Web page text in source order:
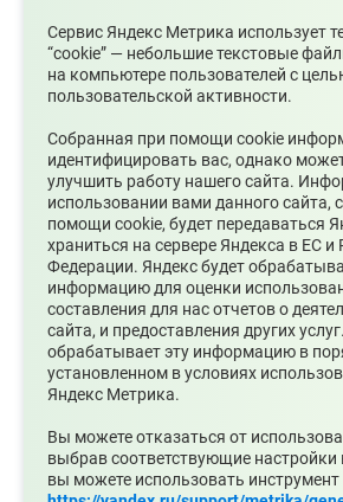
Ожидаются сильные ливни
05.08.2026
Супруги могут получать
налоговые вычеты за обучение и лечение друг
Сервис Яндекс Метрика использует
“cookie” — небольшие текстовые
на компьютере пользователей с
пользовательской активности.
Собранная при помощи cookie
идентифицировать вас, однако
улучшить работу нашего сайта.
использовании вами данного сайта,
помощи cookie, будет передаваться
храниться на сервере Яндекса в ЕС и
Федерации. Яндекс будет
информацию для оценки
составления для нас отчетов о
сайта, и предоставления других
обрабатывает эту информацию в
установленном в условиях
Яндекс Метрика.
Вы можете отказаться от
выбрав соответствующие настройки
вы можете использовать